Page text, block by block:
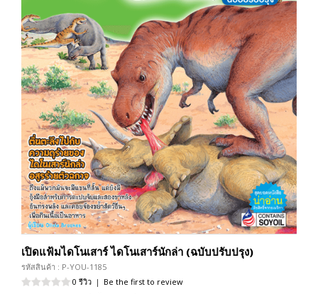
เปิดแฟ้มไดโนเสาร์ ไดโนเสาร์นักล่า (ฉบับปรับปรุง)
รหัสสินค้า : P-YOU-1185
0 รีวิว | Be the first to review